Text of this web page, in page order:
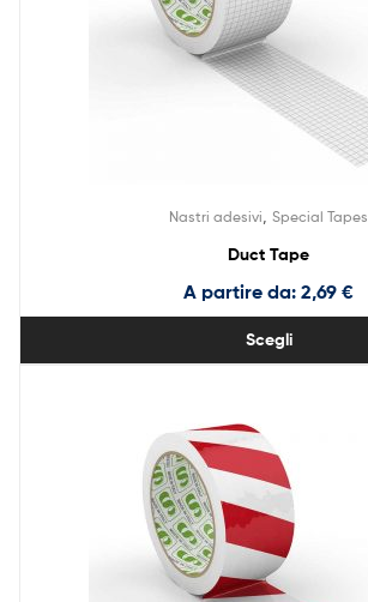
Nastri adesivi Special Tapes
Duct Tape
A partire da: 2,69 €
Scegli